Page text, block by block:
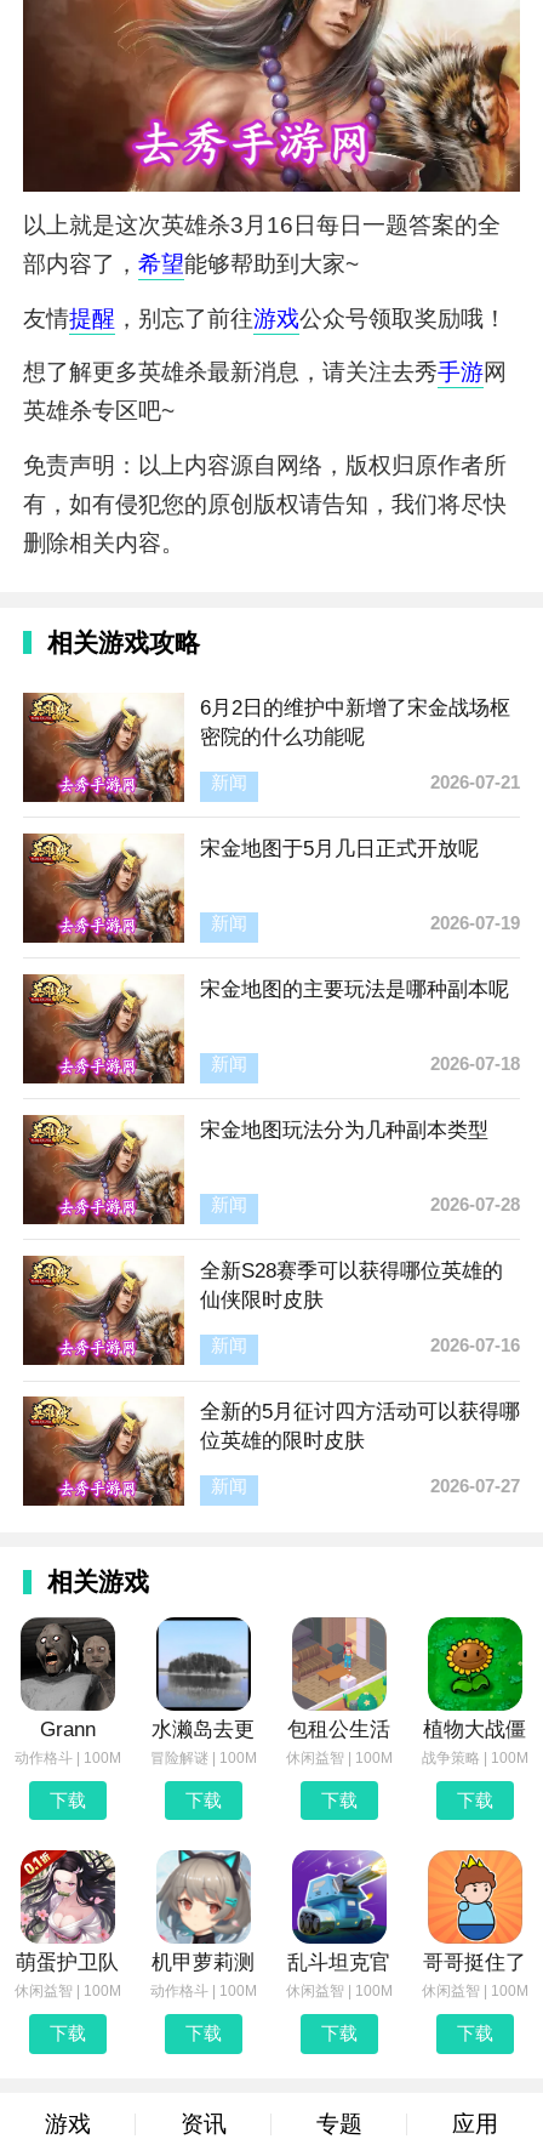
以上就是这次英雄杀3月16日每日一题答案的全
部内容了， 希望能够帮助到大家~
友情提醒 ，别忘了前往游戏公众号领取奖励哦！
想了解更多英雄杀最新消息，请关注去秀手游网
英雄杀专区吧~
免责声明：以上内容源自网络，版权归原作者所
有，如有侵犯您的原创版权请告知，我们将尽快
删除相关内容。
相关游戏攻略
6月2日的维护中新增了宋金战场枢
密院的什么功能呢
新闻 2026-07-21
宋金地图于5月几日正式开放呢
新闻 2026-07-19
宋金地图的主要玩法是哪种副本呢
新闻 2026-07-18
宋金地图玩法分为几种副本类型
新闻 2026-07-28
全新S28赛季可以获得哪位英雄的
仙侠限时皮肤
新闻 2026-07-16
全新的5月征讨四方活动可以获得哪
位英雄的限时皮肤
新闻 2026-07-27
相关游戏
Grann
动作格斗 | 100M
下载
水濑岛去更
冒险解谜 | 100M
下载
包租公生活
休闲益智 | 100M
下载
植物大战僵
战争策略 | 100M
下载
萌蛋护卫队
休闲益智 | 100M
下载
机甲萝莉测
动作格斗 | 100M
下载
乱斗坦克官
休闲益智 | 100M
下载
哥哥挺住了
休闲益智 | 100M
下载
游戏 资讯 专题 应用